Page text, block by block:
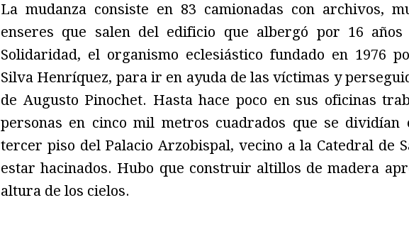
La mudanza consiste en 83 camionadas con archivos,
enseres que salen del edificio que albergó por 16
Solidaridad, el organismo eclesiástico fundado en 1976
Silva Henríquez, para ir en ayuda de las víctimas y
de Augusto Pinochet. Hasta hace poco en sus oficinas
personas en cinco mil metros cuadrados que se dividían
tercer piso del Palacio Arzobispal, vecino a la Catedral de
estar hacinados. Hubo que construir altillos de madera
altura de los cielos.